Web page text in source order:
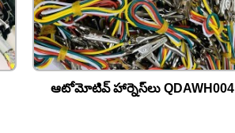
ఆటోమోటివ్ హార్నెస్‌లు QDAWH004